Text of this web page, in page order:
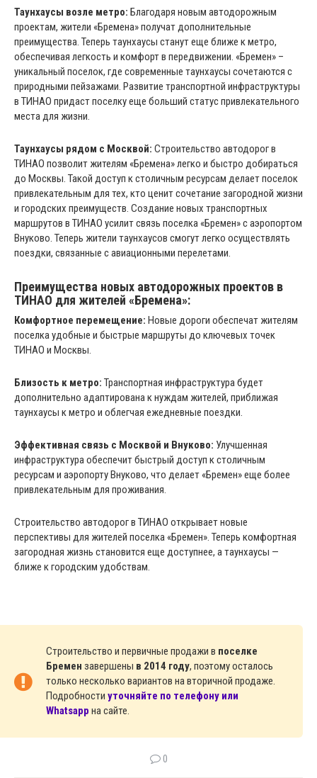
Таунхаусы возле метро: Благодаря новым автодорожным
проектам, жители «Бремена» получат дополнительные
преимущества. Теперь таунхаусы станут еще ближе к метро,
обеспечивая легкость и комфорт в передвижении. «Бремен» –
уникальный поселок, где современные таунхаусы сочетаются с
природными пейзажами. Развитие транспортной инфраструктуры
в ТИНАО придаст поселку еще больший статус привлекательного
места для жизни.
Таунхаусы рядом с Москвой: Строительство автодорог в
ТИНАО позволит жителям «Бремена» легко и быстро добираться
до Москвы. Такой доступ к столичным ресурсам делает поселок
привлекательным для тех, кто ценит сочетание загородной жизни
и городских преимуществ. Создание новых транспортных
маршрутов в ТИНАО усилит связь поселка «Бремен» с аэропортом
Внуково. Теперь жители таунхаусов смогут легко осуществлять
поездки, связанные с авиационными перелетами.
Преимущества новых автодорожных проектов в
ТИНАО для жителей «Бремена»:
Комфортное перемещение: Новые дороги обеспечат жителям
поселка удобные и быстрые маршруты до ключевых точек
ТИНАО и Москвы.
Близость к метро: Транспортная инфраструктура будет
дополнительно адаптирована к нуждам жителей, приближая
таунхаусы к метро и облегчая ежедневные поездки.
Эффективная связь с Москвой и Внуково: Улучшенная
инфраструктура обеспечит быстрый доступ к столичным
ресурсам и аэропорту Внуково, что делает «Бремен» еще более
привлекательным для проживания.
Строительство автодорог в ТИНАО открывает новые
перспективы для жителей поселка «Бремен». Теперь комфортная
загородная жизнь становится еще доступнее, а таунхаусы —
ближе к городским удобствам.
Строительство и первичные продажи в поселке
Бремен завершены в 2014 году, поэтому осталось
только несколько вариантов на вторичной продаже.
Подробности уточняйте по телефону или
Whatsapp на сайте.
0